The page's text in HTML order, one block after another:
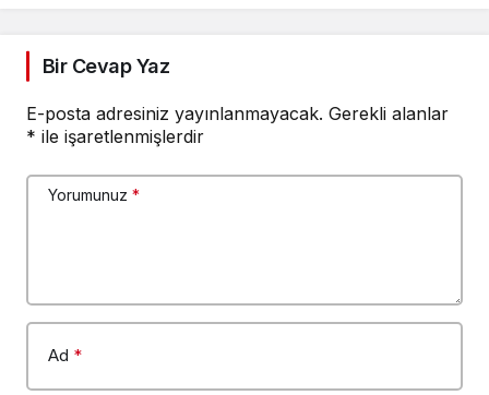
Bir Cevap Yaz
E-posta adresiniz yayınlanmayacak. Gerekli alanlar
* ile işaretlenmişlerdir
Yorumunuz *
Ad *